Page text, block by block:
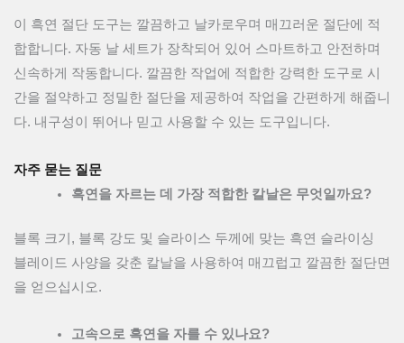
이 흑연 절단 도구는 깔끔하고 날카로우며 매끄러운 절단에 적
합합니다. 자동 날 세트가 장착되어 있어 스마트하고 안전하며
신속하게 작동합니다. 깔끔한 작업에 적합한 강력한 도구로 시
간을 절약하고 정밀한 절단을 제공하여 작업을 간편하게 해줍니
다. 내구성이 뛰어나 믿고 사용할 수 있는 도구입니다.
자주 묻는 질문
흑연을 자르는 데 가장 적합한 칼날은 무엇일까요?
블록 크기, 블록 강도 및 슬라이스 두께에 맞는 흑연 슬라이싱
블레이드 사양을 갖춘 칼날을 사용하여 매끄럽고 깔끔한 절단면
을 얻으십시오.
고속으로 흑연을 자를 수 있나요?